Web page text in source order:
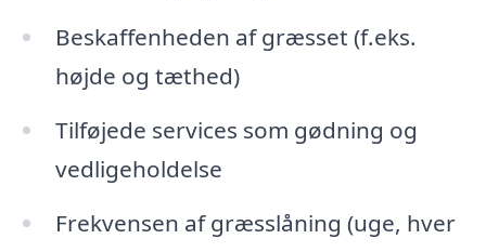
Beskaffenheden af græsset (f.eks.
højde og tæthed)
Tilføjede services som gødning og
vedligeholdelse
Frekvensen af græsslåning (uge, hver